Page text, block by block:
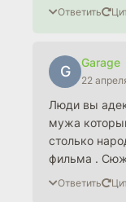
Ответить
G
Garage
22
Люди вы
мужа
столько
фильма .
Ответить